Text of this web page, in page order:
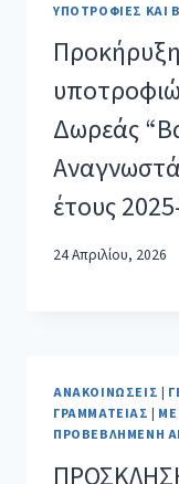
ΥΠΟΤΡΟΦΊΕΣ ΚΑΙ
Δωρεάς
έτους
24 Απριλίου, 2026
ΑΝΑΚΟΙΝΏΣΕΙΣ |
ΓΡΑΜΜΑΤΕΊΑΣ |
ΠΡΟΒΕΒΛΗΜΈΝΗ